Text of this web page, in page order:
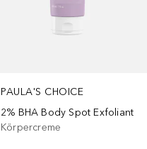
PAULA'S CHOICE
2% BHA Body Spot Exfoliant
Körpercreme